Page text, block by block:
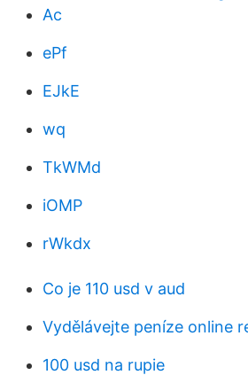
Ac
ePf
EJkE
wq
TkWMd
iOMP
rWkdx
Co je 110 usd v aud
Vydělávejte peníze online
100 usd na rupie